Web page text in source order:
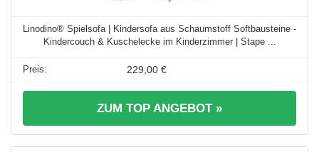
Linodino® Spielsofa | Kindersofa aus Schaumstoff Softbausteine -
Kindercouch & Kuschelecke im Kinderzimmer | Stape ...
229,00 €
ZUM TOP ANGEBOT »